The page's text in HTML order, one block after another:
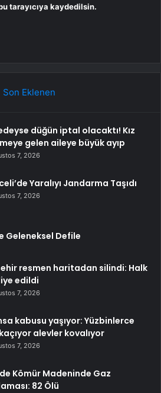
tarayıcıya kaydedilsin.
Son Eklenen
düğün iptal olacaktı! Kız
gelen aileye büyük ayıp
7, 2026
Yaralıyı Jandarma Taşıdı
7, 2026
Geleneksel Defile
resmen haritadan silindi: Halk
edildi
7, 2026
kabusu yaşıyor: Yüzbinlerce
alevler kovalıyor
7, 2026
Kömür Madeninde Gaz
82 Ölü